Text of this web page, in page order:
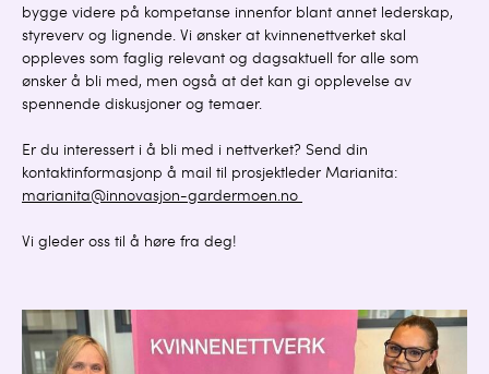
bygge videre på kompetanse innenfor blant annet lederskap,
styreverv og lignende. Vi ønsker at kvinnenettverket skal
oppleves som faglig relevant og dagsaktuell for alle som
ønsker å bli med, men også at det kan gi opplevelse av
spennende diskusjoner og temaer.
Er du interessert i å bli med i nettverket? Send din
kontaktinformasjonp å mail til prosjektleder Marianita:
marianita@innovasjon-gardermoen.no
Vi gleder oss til å høre fra deg!